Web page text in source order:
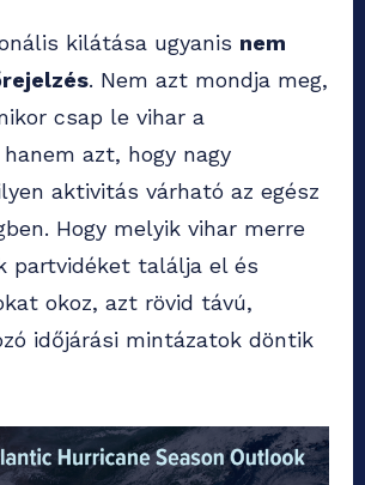
kilátása ugyanis nem
. Nem azt mondja meg,
csap le vihar a
azt, hogy nagy
aktivitás várható az egész
Hogy melyik vihar merre
partvidéket találja el és
okoz, azt rövid távú,
időjárási mintázatok döntik